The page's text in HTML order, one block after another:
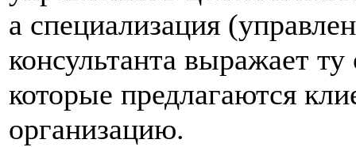
а специализация
консультанта выражает
которые предлагаются
организацию.